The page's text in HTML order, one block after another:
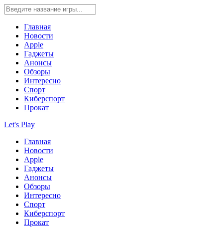
Главная
Новости
Apple
Гаджеты
Анонсы
Обзоры
Интересно
Спорт
Киберспорт
Прокат
Let's Play
Главная
Новости
Apple
Гаджеты
Анонсы
Обзоры
Интересно
Спорт
Киберспорт
Прокат